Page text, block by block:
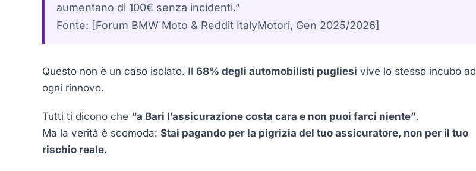
aumentano di 100€ senza incidenti.”
Fonte: [Forum BMW Moto & Reddit ItalyMotori, Gen 2025/2026]
Questo non è un caso isolato. Il 68% degli automobilisti pugliesi vive lo stesso incubo ad
ogni rinnovo.
Tutti ti dicono che “a Bari l’assicurazione costa cara e non puoi farci niente”.
Ma la verità è scomoda: Stai pagando per la pigrizia del tuo assicuratore, non per il tuo
rischio reale.